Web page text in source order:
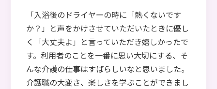
「入浴後のドライヤーの時に「熱くないです
か？」と声をかけさせていただいたときに優し
く「大丈夫よ」と言っていただき嬉しかったで
す。利用者のことを一番に思い大切にする、そ
んな介護の仕事はすばらしいなと思いました。
介護職の大変さ、楽しさを学ぶことができまし